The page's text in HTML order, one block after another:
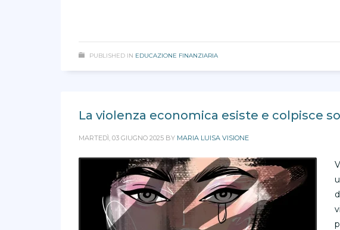
PUBLISHED IN EDUCAZIONE FINANZIARIA
La violenza economica esiste e colpisce
MARTEDÌ, 03 GIUGNO 2025 BY MARIA LUISA VISIONE